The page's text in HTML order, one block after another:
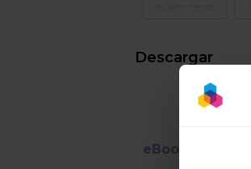
Descargar
eBooks